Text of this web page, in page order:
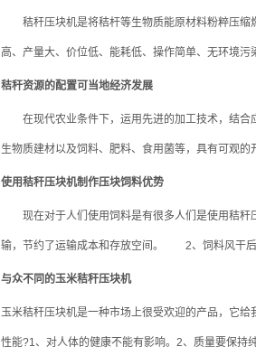
秸秆压块机是将秸杆等生物质能原材料粉粹压缩
高、产量大、价位低、能耗低、操作简单、无环境
秸秆资源的配置可当地经济发展
在现代农业条件下，运用先进的加工技术，结合
生物质建材以及饲料、肥料、食用菌等，具有可观
使用秸秆压块机制作压块饲料优势
现在对于人们使用饲料是有很多人们是使用秸秆
输，节约了运输成本和存放空间。 2、饲料风干
与众不同的玉米秸秆压块机
玉米秸秆压块机是一种市场上很受欢迎的产品，它
性能?1、对人体的健康不能有影响。2、质量要保持